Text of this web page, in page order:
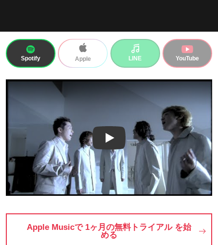
Spotify Apple LINE YouTube
Apple Musicで 1ヶ月の無料トライアル を始
める